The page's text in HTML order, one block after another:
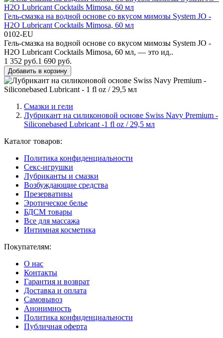
Гель-смазка на водной основе со вкусом мимозы System JO -
H2O Lubricant Cocktails Mimosa, 60 мл
0102-EU
Гель-смазка на водной основе со вкусом мимозы System JO -
H2O Lubricant Cocktails Mimosa, 60 мл, — это ид..
1 352 руб.1 690 руб.
Добавить в корзину
Смазки и гели
Лубрикант на силиконовой основе Swiss Navy Premium -
Siliconebased Lubricant -1 fl oz / 29,5 мл
Каталог товаров:
Политика конфиденциальности
Секс-игрушки
Лубриканты и смазки
Возбуждающие средства
Презервативы
Эротическое белье
БДСМ товары
Все для массажа
Интимная косметика
Покупателям:
О нас
Контакты
Гарантия и возврат
Доставка и оплата
Самовывоз
Анонимность
Политика конфиденциальности
Публичная оферта